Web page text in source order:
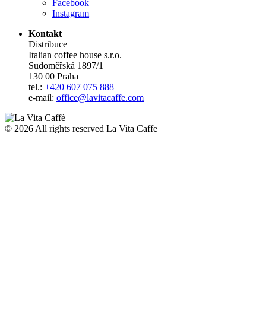
Facebook
Instagram
Kontakt
Distribuce
Italian coffee house s.r.o.
Sudoměřská 1897/1
130 00 Praha
tel.: +420 607 075 888
e-mail: office@lavitacaffe.com
© 2026 All rights reserved La Vita Caffe